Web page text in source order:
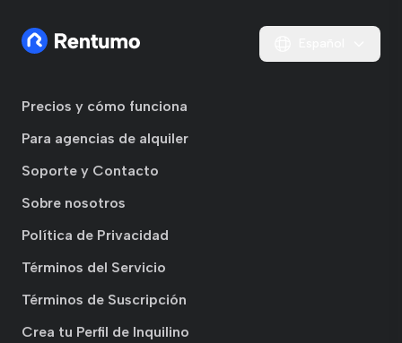
Precios y cómo funciona
Para agencias de alquiler
Soporte y Contacto
Sobre nosotros
Política de Privacidad
Términos del Servicio
Términos de Suscripción
Crea tu Perfil de Inquilino